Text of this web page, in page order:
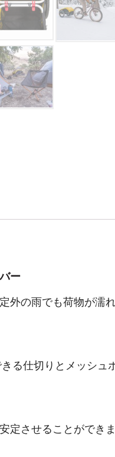
ー
外の雨でも荷物が濡
る仕切りとメッシュ
定させることができ